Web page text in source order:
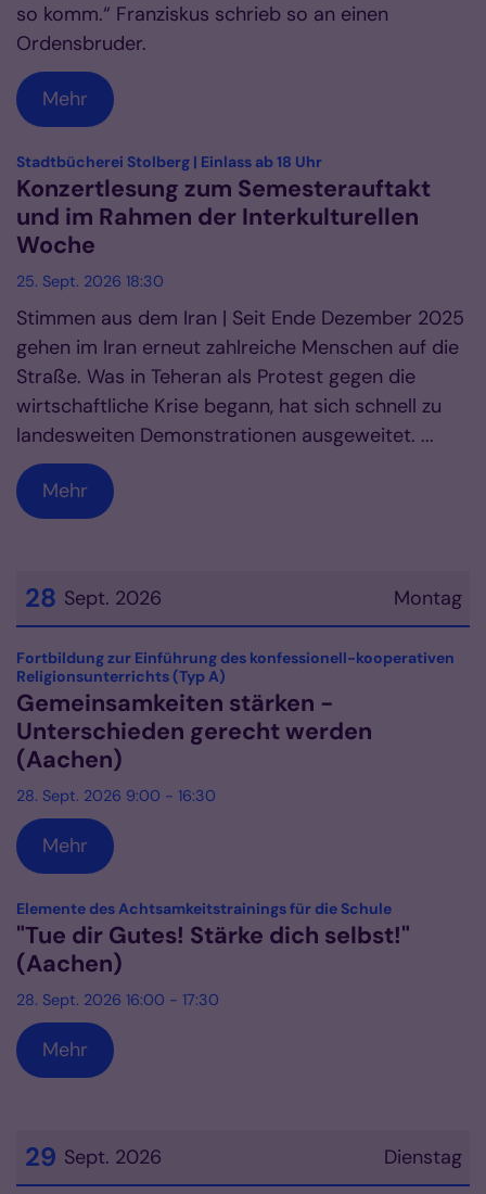
so komm.“ Franziskus schrieb so an einen
Ordensbruder.
Mehr
Stadtbücherei Stolberg | Einlass ab 18 Uhr:
Konzertlesung zum Semesterauftakt
und im Rahmen der Interkulturellen
Woche
25. Sept. 2026 18:30
Stimmen aus dem Iran | Seit Ende Dezember 2025
gehen im Iran erneut zahlreiche Menschen auf die
Straße. Was in Teheran als Protest gegen die
wirtschaftliche Krise begann, hat sich schnell zu
landesweiten Demonstrationen ausgeweitet. ...
Mehr
Montag
28 Sept. 2026
Datum: 28. September 2026
Fortbildung zur Einführung des konfessionell-kooperativen
Religionsunterrichts (Typ A)
Gemeinsamkeiten stärken -
Unterschieden gerecht werden
(Aachen)
28. Sept. 2026 9:00 - 16:30
Mehr
Elemente des Achtsamkeitstrainings für die Schule:
"Tue dir Gutes! Stärke dich selbst!"
(Aachen)
28. Sept. 2026 16:00 - 17:30
Mehr
Dienstag
29 Sept. 2026